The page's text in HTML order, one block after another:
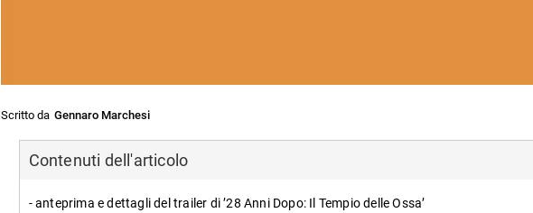
Scritto da Gennaro Marchesi
Contenuti dell'articolo
- anteprima e dettagli del trailer di ’28 Anni Dopo: Il Tempio delle Ossa’